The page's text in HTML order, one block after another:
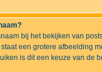
bij het bekijken van
een grotere afbeelding
is dit een keuze van de